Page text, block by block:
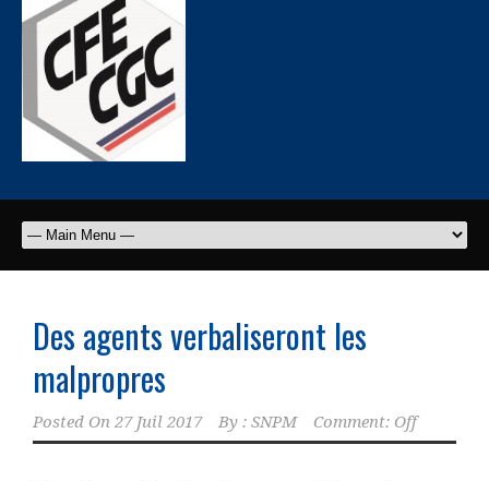
Des agents verbaliseront les
malpropres
Posted On 27 Juil 2017 By : SNPM Comment: Off